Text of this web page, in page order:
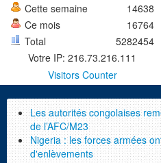
Cette semaine
Ce mois
Total
14638
16764
5282454
Votre IP: 216.73.216.111
Visitors Counter
Les autorités congolaises
de l’AFC/M23
Nigeria : les forces armées
d'enlèvements